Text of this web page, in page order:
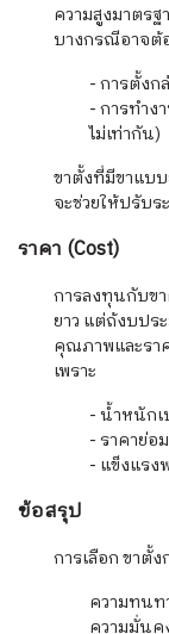
ความสูงมาตร
บางกรณีอาจต้
- การตั้งก
- การทำง
ไม่เท่ากัน)
ขาตั้งที่มีขาแบ
จะช่วยให้ปรับ
ราคา (Cost)
การลงทุนกับข
ยาว แต่ถ้งบปร
คุณภาพและรา
เพราะ
- น้ำหนักเ
- ราคาย่อ
- แข็งแรง
ข้อสรุป
การเลือก ขาตั้
ความทนท
ความมั่นค